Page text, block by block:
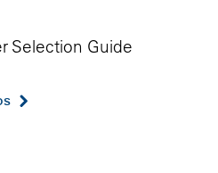
Selection Guide